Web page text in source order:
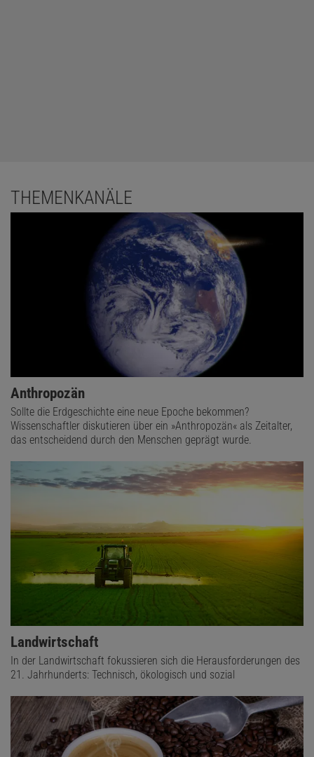
THEMENKANÄLE
Anthropozän
Sollte die Erdgeschichte eine neue Epoche bekommen?
Wissenschaftler diskutieren über ein »Anthropozän« als Zeitalter,
das entscheidend durch den Menschen geprägt wurde.
Landwirtschaft
In der Landwirtschaft fokussieren sich die Herausforderungen des
21. Jahrhunderts: Technisch, ökologisch und sozial